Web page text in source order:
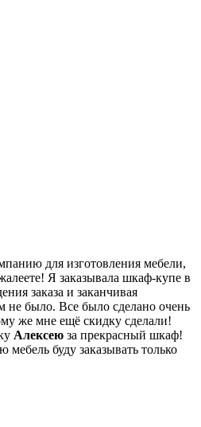
для изготовления мебели,
Я заказывала шкаф-купе в
заказа и заканчивая
не было. Все было сделано очень
же мне ещё скидку сделали!
Алексею за прекрасный шкаф!
мебель буду заказывать только